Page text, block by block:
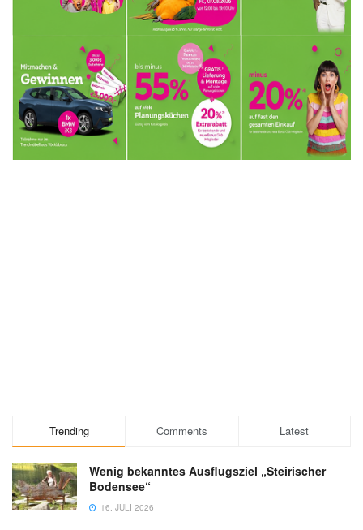
Trending Comments Latest
Wenig bekanntes Ausflugsziel „Steirischer
Bodensee“
16. JULI 2026